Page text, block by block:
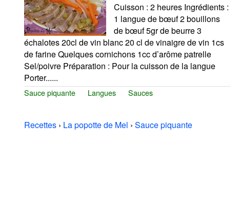
Cuisson : 2 heures Ingrédients :
1 langue de bœuf 2 bouillons
de bœuf 5gr de beurre 3
échalotes 20cl de vin blanc 20 cl de vinaigre de vin 1cs
de farine Quelques cornichons 1cc d’arôme patrelle
Sel/poivre Préparation : Pour la cuisson de la langue
Porter......
Sauce piquante Langues Sauces
Recettes › La popotte de Mel › Sauce piquante